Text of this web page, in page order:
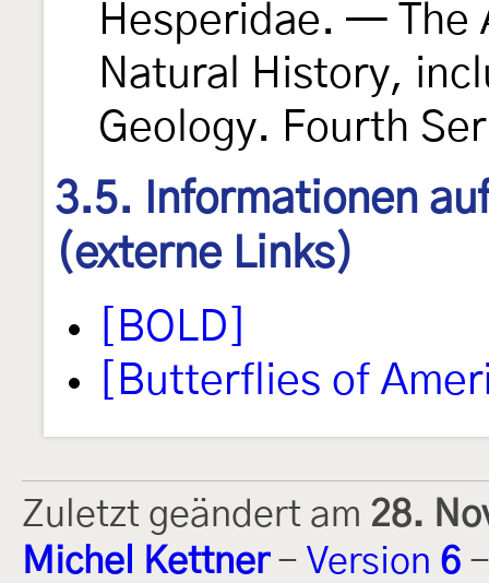
Hesperidae. — The
Natural History,
Geology. Fourth
3.5. Informationen
(externe Links)
[BOLD]
[Butterflies of
Zuletzt geändert am 28.
Michel Kettner- Version 6